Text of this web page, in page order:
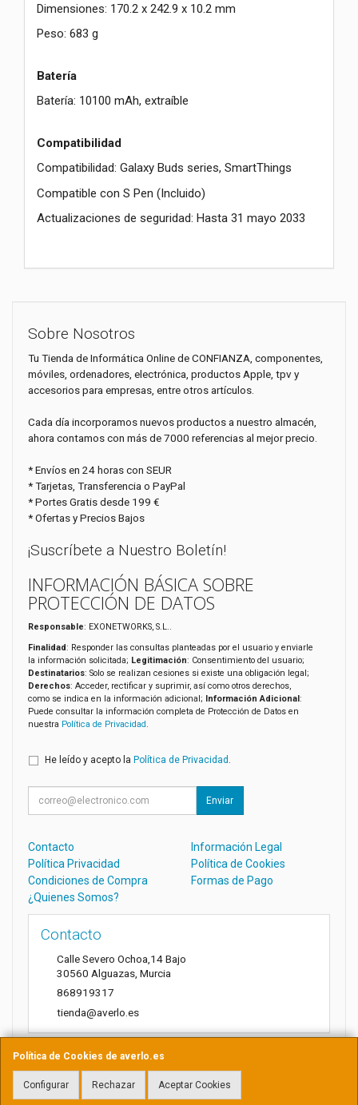
Dimensiones: 170.2 x 242.9 x 10.2 mm
Peso: 683 g
Batería
Batería: 10100 mAh, extraíble
Compatibilidad
Compatibilidad: Galaxy Buds series, SmartThings
Compatible con S Pen (Incluido)
Actualizaciones de seguridad: Hasta 31 mayo 2033
Política de Cookies de averlo.es
Configurar Rechazar Aceptar Cookies
Sobre Nosotros
Tu Tienda de Informática Online de CONFIANZA, componentes,
móviles, ordenadores, electrónica, productos Apple, tpv y
accesorios para empresas, entre otros artículos.
Cada día incorporamos nuevos productos a nuestro almacén,
ahora contamos con más de 7000 referencias al mejor precio.
* Envíos en 24 horas con SEUR
* Tarjetas, Transferencia o PayPal
* Portes Gratis desde 199 €
* Ofertas y Precios Bajos
¡Suscríbete a Nuestro Boletín!
INFORMACIÓN BÁSICA SOBRE
PROTECCIÓN DE DATOS
Responsable: EXONETWORKS, S.L..
Finalidad: Responder las consultas planteadas por el usuario y enviarle
la información solicitada; Legitimación: Consentimiento del usuario;
Destinatarios: Solo se realizan cesiones si existe una obligación legal;
Derechos: Acceder, rectificar y suprimir, así como otros derechos,
como se indica en la información adicional;
Información Adicional :
Puede consultar la información completa de Protección de Datos en
nuestra Política de Privacidad .
He leído y acepto la Política de Privacidad
Enviar
Contacto
Información Legal
Política Privacidad
Política de Cookies
Condiciones de Compra
Formas de Pago
¿Quienes Somos?
Contacto
Calle Severo Ochoa,14 Bajo
30560 Alguazas Murcia
868919317
tienda@averlo.es
Horario
Lunes a Viernes de 8:30h a 14h